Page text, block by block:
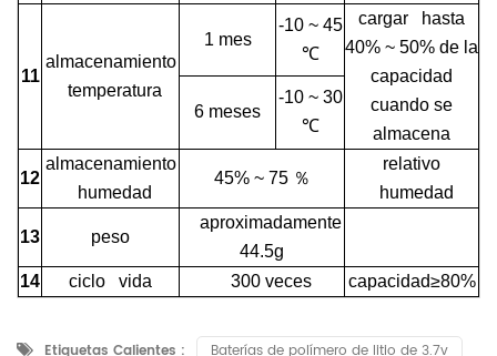
11
almacenamiento
temperatura
1 mes
-10 ~ 45
℃
cargar hasta
40% ~ 50% de la
capacidad
cuando se
almacena
6 meses
-10 ~ 30
℃
12
almacenamiento
humedad
45% ~ 75％
relativo
humedad
13 peso
aproximadamente
44.5g
14
ciclo vida 300 veces capacidad≥80%
Etiquetas Calientes :
Baterías de polímero de litio de 3.7v